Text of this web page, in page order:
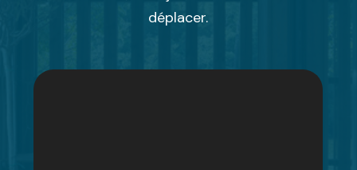
déplacer.